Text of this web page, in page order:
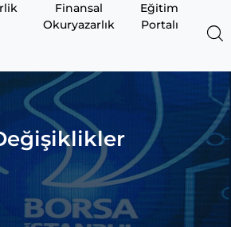
Finansal
Okuryazarlık
Eğitim
Portalı